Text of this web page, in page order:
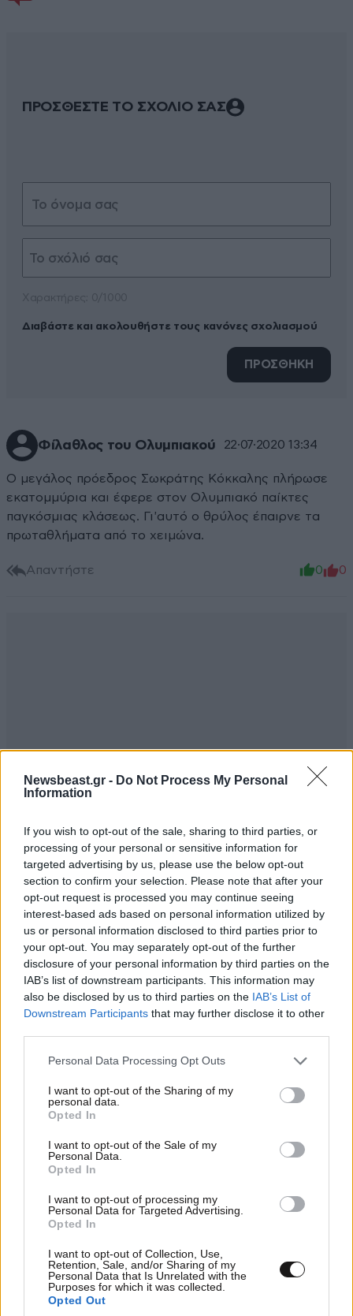
Newsbeast.gr - Do Not Process My Personal
Information
If you wish to opt-out of the sale, sharing to third parties, or
processing of your personal or sensitive information for
targeted advertising by us, please use the below opt-out
section to confirm your selection. Please note that after your
opt-out request is processed you may continue seeing
interest-based ads based on personal information utilized by
us or personal information disclosed to third parties prior to
your opt-out. You may separately opt-out of the further
disclosure of your personal information by third parties on the
IAB’s list of downstream participants. This information may
also be disclosed by us to third parties on the IAB’s List of
Downstream Participants that may further disclose it to other
Please note that this website/app uses one or more Google
not limited to your visit or usage behaviour. You may click to
grant or deny consent to Google and its third-party tags to
use your data for below specified purposes in below Google
consent section.
Personal Data Processing Opt Outs
I want to opt-out of the Sharing of my
personal data.
Opted In
I want to opt-out of the Sale of my
Personal Data.
Opted In
I want to opt-out of processing my
Personal Data for Targeted Advertising.
Opted In
I want to opt-out of Collection, Use,
Retention, Sale, and/or Sharing of my
Personal Data that Is Unrelated with the
Purposes for which it was collected.
Opted Out
ΠΡΟΣΘΕΣΤΕ ΤΟ ΣΧΟΛΙΟ ΣΑΣ
Διαβάστε και ακολουθήστε τους κανόνες σχολιασμού
ΠΡΟΣΘΗΚΗ
Φίλαθλος του Ολυμπιακού 22·07·2020 13:34
Ο μεγάλος πρόεδρος Σωκράτης Κόκκαλης πλήρωσε
εκατομμύρια και έφερε στον Ολυμπιακό παίκτες
παγκόσμιας κλάσεως. Γι'αυτό ο θρύλος έπαιρνε τα
πρωταθλήματα από το χειμώνα.
Απαντήστε 0 0
Άσε Ριμπο δεν πείθεις 22·07·2020 10:02
Μας κουνουσες το δαχτυλάκι και αλλά έλεγες όταν
δεν σου ανανέωσαν το συμβόλαιο. Μετά όταν πήγες
στην ΑΕΚ κατηγορούσες τον Ολυμπιακό και μας
έδειχνες τα 4 δαχτυλάκι ΦΡΑΓΚΟΦΟΝΙΑ ! Ρε μόνο ο
Τζιοβάνι τίμησε την φανέλα του Ολυμπιακού.
Βασικά είχε προσωπική
κόντρα με τον Κόκκαλη.
22·07·2020
12:27
Πάντως τίμησε την φανέλα του Ολυμπιακού και
την Ελλάδα δήλωσε ότι είναι οπαδός του. Έχει
παρευρεθεί και σε Ευρωπαϊκό ματς στο
Καραϊσκάκη το 2010.
Απαντήστε
Το θυμάσαι Ρίμπο;